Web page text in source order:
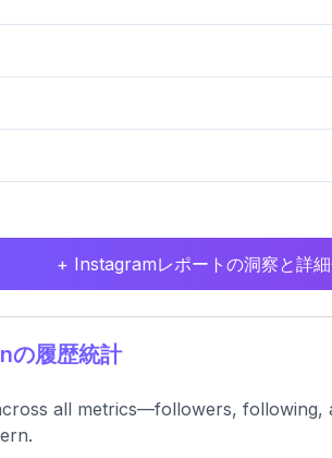
+ Instagramレポートの洞察と詳
履歴統計
all metrics—followers,